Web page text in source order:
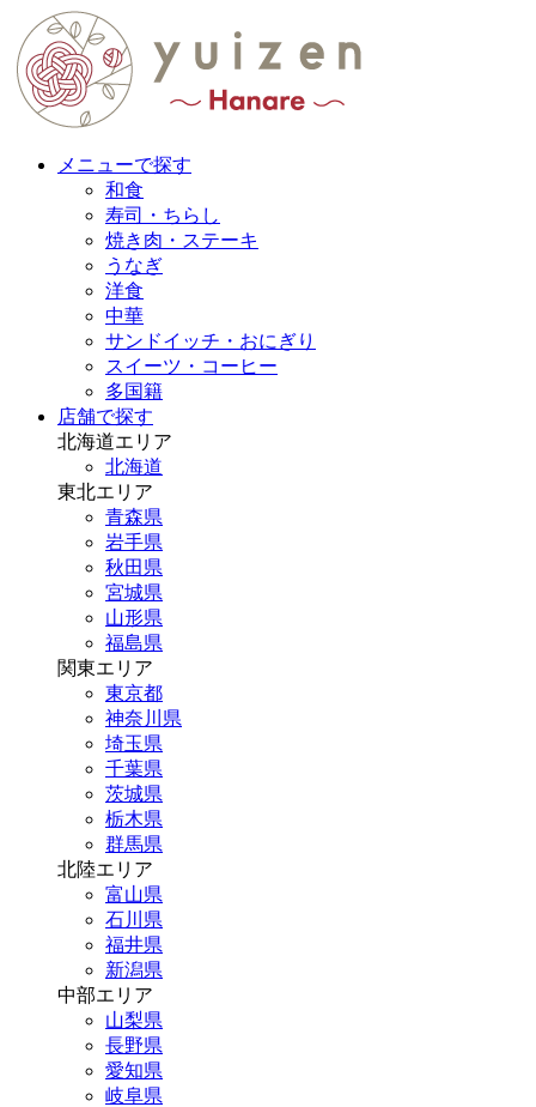
メニューで探す
和食
寿司・ちらし
焼き肉・ステーキ
うなぎ
洋食
中華
サンドイッチ・おにぎり
スイーツ・コーヒー
多国籍
店舗で探す
北海道エリア
北海道
東北エリア
青森県
岩手県
秋田県
宮城県
山形県
福島県
関東エリア
東京都
神奈川県
埼玉県
千葉県
茨城県
栃木県
群馬県
北陸エリア
富山県
石川県
福井県
新潟県
中部エリア
山梨県
長野県
愛知県
岐阜県